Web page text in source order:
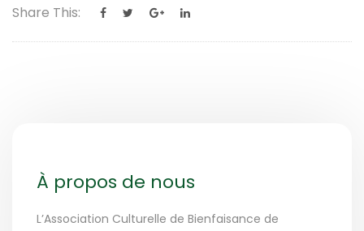
Share This:
À propos de nous
L’Association Culturelle de Bienfaisance de